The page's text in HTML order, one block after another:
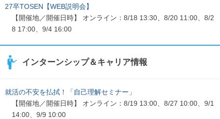
27卒TOSEN【WEB説明会】
【開催地／開催日時】 オンライン：8/18 13:30、8/20 11:00、8/2
8 17:00、9/4 16:00
インターンシップ＆キャリア情報
就活の不安を払拭！「自己理解セミナー」
【開催地／開催日時】 オンライン：8/19 13:00、8/27 10:00、9/1
14:00、9/9 10:00